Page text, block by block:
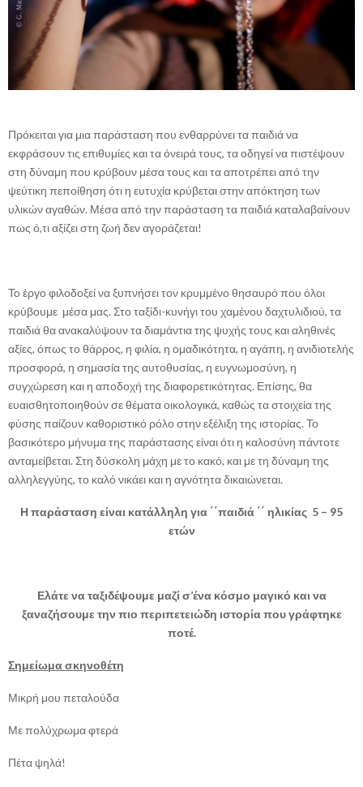
Πρόκειται για μια παράσταση που ενθαρρύνει τα παιδιά να
εκφράσουν τις επιθυμίες και τα όνειρά τους, τα οδηγεί να πιστέψουν
στη δύναμη που κρύβουν μέσα τους και τα αποτρέπει από την
ψεύτικη πεποίθηση ότι η ευτυχία κρύβεται στην απόκτηση των
υλικών αγαθών. Μέσα από την παράσταση τα παιδιά καταλαβαίνουν
πως ό,τι αξίζει στη ζωή δεν αγοράζεται!
Το έργο φιλοδοξεί να ξυπνήσει τον κρυμμένο θησαυρό που όλοι
κρύβουμε μέσα μας. Στο ταξίδι-κυνήγι του χαμένου δαχτυλιδιού, τα
παιδιά θα ανακαλύψουν τα διαμάντια της ψυχής τους και αληθινές
αξίες, όπως το θάρρος, η φιλία, η ομαδικότητα, η αγάπη, η ανιδιοτελής
προσφορά, η σημασία της αυτοθυσίας, η ευγνωμοσύνη, η
συγχώρεση και η αποδοχή της διαφορετικότητας. Επίσης, θα
ευαισθητοποιηθούν σε θέματα οικολογικά, καθώς τα στοιχεία της
φύσης παίζουν καθοριστικό ρόλο στην εξέλιξη της ιστορίας. Το
βασικότερο μήνυμα της παράστασης είναι ότι η καλοσύνη πάντοτε
ανταμείβεται. Στη δύσκολη μάχη με το κακό, και με τη δύναμη της
αλληλεγγύης, το καλό νικάει και η αγνότητα δικαιώνεται.
Η παράσταση είναι κατάλληλη για ΄΄παιδιά ΄΄ ηλικίας 5 – 95
ετών
Ελάτε να ταξιδέψουμε μαζί σ’ένα κόσμο μαγικό και να
ξαναζήσουμε την πιο περιπετειώδη ιστορία που γράφτηκε
ποτέ.
Σημείωμα σκηνοθέτη
Μικρή μου πεταλούδα
Με πολύχρωμα φτερά
Πέτα ψηλά!